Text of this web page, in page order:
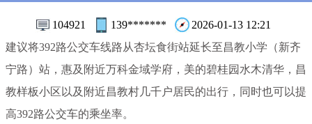
104921 139*******
2026-01-13 12:21
建议将392路公交车线路从杏坛食街站延长至昌教小学（新齐
宁路）站，惠及附近万科金域学府，美的碧桂园水木清华，昌
教样板小区以及附近昌教村几千户居民的出行，同时也可以提
高392路公交车的乘坐率。